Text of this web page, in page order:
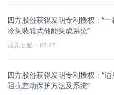
四方股份获得发明专利授权：“
冷集装箱式储能集成系统”
证券之星 · 07-17
四方股份获得发明专利授权：“
阻抗差动保护方法及系统”